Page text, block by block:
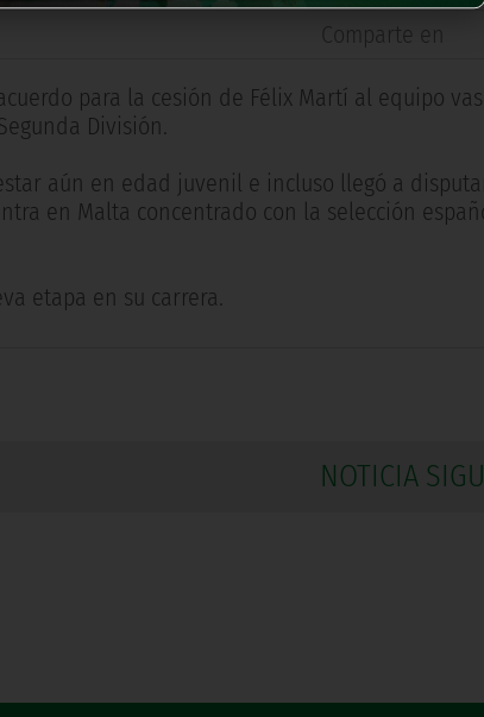
Comparte en
para la cesión de Félix Martí al equipo
División.
aún en edad juvenil e incluso llegó a
en Malta concentrado con la selección
etapa en su carrera.
NOTICIA